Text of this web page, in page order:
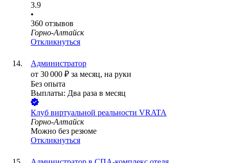
3.9
•
360 отзывов
Горно-Алтайск
Откликнуться
Администратор
от 30 000 ₽ за месяц, на руки
Без опыта
Выплаты: Два раза в месяц
Клуб виртуальной реальности VRATA
Горно-Алтайск
Можно без резюме
Откликнуться